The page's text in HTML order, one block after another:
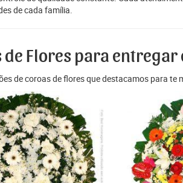
de cada família.
de Flores para entregar
de coroas de flores que destacamos para